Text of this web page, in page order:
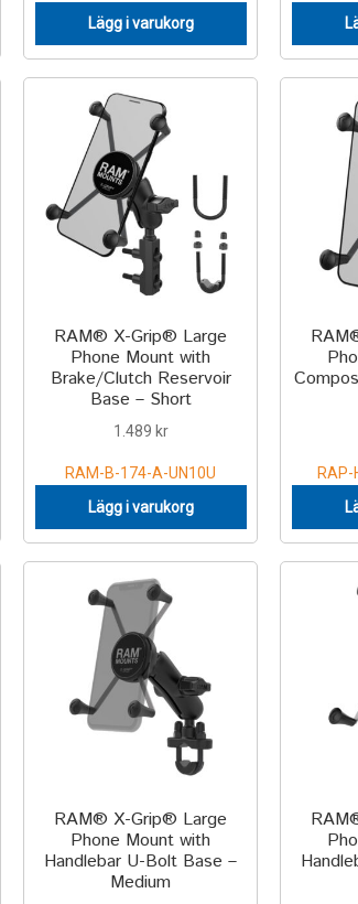
Lägg i varukorg
RAM® X-Grip® Large
Phone Mount with
Brake/Clutch Reservoir
Base – Short
1.489 kr
RAM-B-174-A-UN10U
Lägg i varukorg
RAP-
RAM® X-Grip® Large
Phone Mount with
Handlebar U-Bolt Base –
Medium